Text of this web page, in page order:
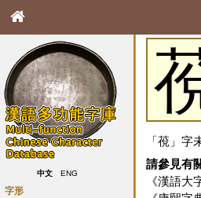
中文 ENG
字形
「䓲」字
請參見有
《漢語大